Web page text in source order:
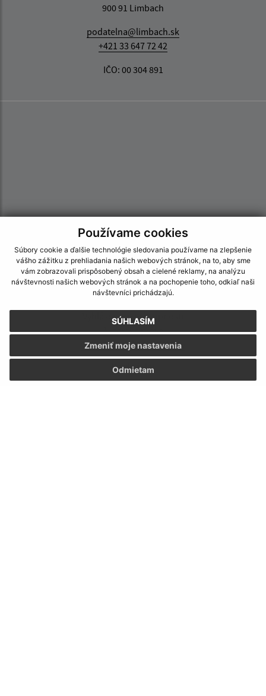
Používame cookies
Súbory cookie a ďalšie technológie sledovania používame na zlepšenie
vášho zážitku z prehliadania našich webových stránok, na to, aby sme
vám zobrazovali prispôsobený obsah a cielené reklamy, na analýzu
návštevnosti našich webových stránok a na pochopenie toho, odkiaľ naši
návštevníci prichádzajú.
SÚHLASÍM
Odmietam
Zmeniť moje nastavenia
900 91 Limbach
podatelna@limbach.sk
+421 33 647 72 42
IČO: 00 304 891
Informácie o stránke:
Vyhlásenie o prístupnosti
Autorské práva
Ochrana osobných údajov
Navigácia: